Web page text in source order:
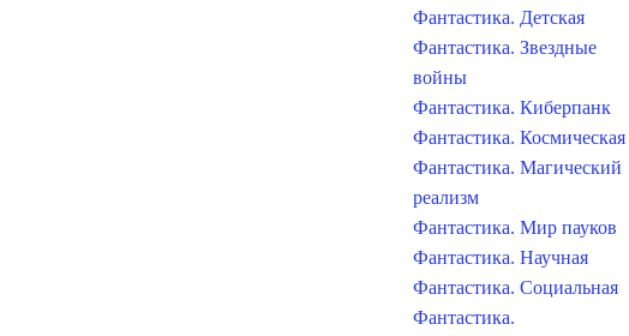
Фантастика. Детская
Фантастика. Звездные
войны
Фантастика. Киберпанк
Фантастика. Космическая
Фантастика. Магический
реализм
Фантастика. Мир пауков
Фантастика. Научная
Фантастика. Социальная
Фантастика.